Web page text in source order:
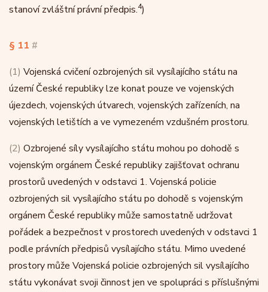
stanoví zvláštní právní předpis.4)
§ 11 #
(1) Vojenská cvičení ozbrojených sil vysílajícího státu na
území České republiky lze konat pouze ve vojenských
újezdech, vojenských útvarech, vojenských zařízeních, na
vojenských letištích a ve vymezeném vzdušném prostoru.
(2) Ozbrojené síly vysílajícího státu mohou po dohodě s
vojenským orgánem České republiky zajišťovat ochranu
prostorů uvedených v odstavci 1. Vojenská policie
ozbrojených sil vysílajícího státu po dohodě s vojenským
orgánem České republiky může samostatně udržovat
pořádek a bezpečnost v prostorech uvedených v odstavci 1
podle právních předpisů vysílajícího státu. Mimo uvedené
prostory může Vojenská policie ozbrojených sil vysílajícího
státu vykonávat svoji činnost jen ve spolupráci s příslušnými